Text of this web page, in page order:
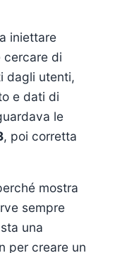
iniettare
cercare di
dagli utenti,
e dati di
le
, poi corretta
mostra
sempre
una
per creare un